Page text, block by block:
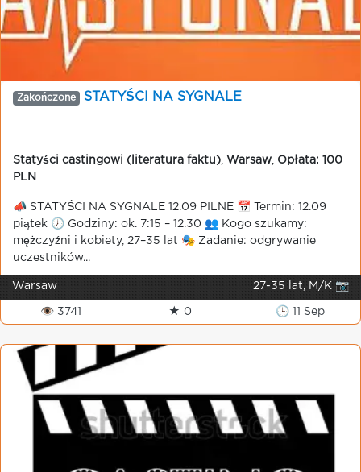
Zakończone STATYŚCI NA SYGNALE
Statyści castingowi (literatura faktu) Warsaw
Opłata: 100
PLN
📣 STATYŚCI NA SYGNALE 12.09 PILNE 📅 Termin: 12.09
piątek 🕖 Godziny: ok. 7:15 – 12.30 👥 Kogo szukamy:
mężczyźni i kobiety, 27–35 lat 🎭 Zadanie: odgrywanie
uczestników...
Warsaw 27-35 lat, M/K 📷
👁 3741 ★ 0 🕒 11 Sep